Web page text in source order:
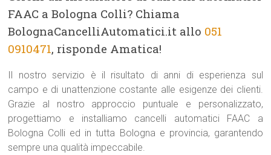
FAAC a Bologna Colli? Chiama
BolognaCancelliAutomatici.it allo 051
0910471, risponde Amatica!
Il nostro servizio è il risultato di anni di esperienza sul
campo e di unattenzione costante alle esigenze dei clienti.
Grazie al nostro approccio puntuale e personalizzato,
progettiamo e installiamo cancelli automatici FAAC a
Bologna Colli ed in tutta Bologna e provincia, garantendo
sempre una qualità impeccabile.